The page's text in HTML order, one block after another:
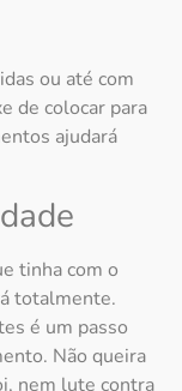
ou até com
de colocar para
ajudará
tinha com o
totalmente.
é um passo
Não queira
nem lute contra